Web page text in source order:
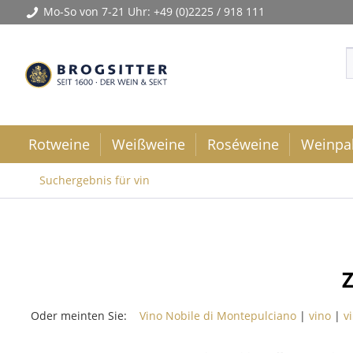
Mo-So von 7-21 Uhr: +49 (0)2225 / 918 111
Rotweine Weißweine Roséweine
Suchergebnis für vin
Oder meinten Sie: Vino Nobile di Montepulciano| vino|